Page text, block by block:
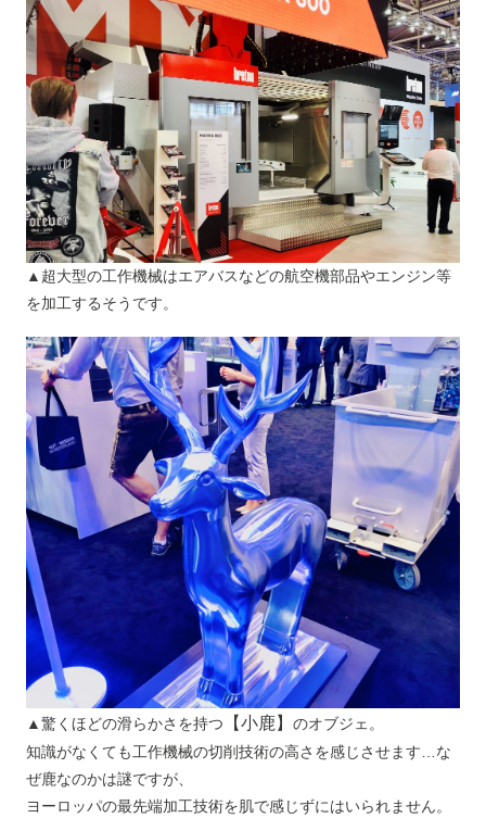
▲超大型の工作機械はエアバスなどの航空機部品やエンジン等
を加工するそうです。
▲驚くほどの滑らかさを持つ 【小鹿】 のオブジェ。
知識がなくても工作機械の切削技術の高さを感じさせます…な
ぜ鹿なのかは謎ですが、
ヨーロッパの最先端加工技術を肌で感じずにはいられません。